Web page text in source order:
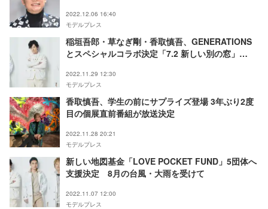
2022.12.06 16:40
モデルプレス
稲垣吾郎・草なぎ剛・香取慎吾、GENERATIONS
とスペシャルコラボ決定「7.2 新しい別の窓」
2022.11.29 12:30
モデルプレス
香取慎吾、学生の前にサプライズ登場 3年ぶり2度
目の個展直前番組が放送決定
2022.11.28 20:21
モデルプレス
新しい地図基金「LOVE POCKET FUND」5団体へ
支援決定 8月の台風・大雨を受けて
2022.11.07 12:00
モデルプレス